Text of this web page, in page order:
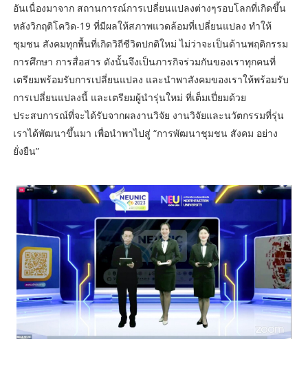
อันเนื่องมาจาก สถานการณ์การเปลี่ยนแปลงต่างๆรอบโลกที่เกิดขึ้น
หลังวิกฤติโควิด-19 ที่มีผลให้สภาพแวดล้อมที่เปลี่ยนแปลง ทำให้
ชุมชน สังคมทุกพื้นที่เกิดวิถีชีวิตปกติใหม่ ไม่ว่าจะเป็นด้านพฤติกรรม
การศึกษา การสื่อสาร ดังนั้นจึงเป็นภารกิจร่วมกันของเราทุกคนที่
เตรียมพร้อมรับการเปลี่ยนแปลง และนำพาสังคมของเราให้พร้อมรับ
การเปลี่ยนแปลงนี้ และเตรียมผู้นำรุ่นใหม่ ที่เต็มเปี่ยมด้วย
ประสบการณ์ที่จะได้รับจากผลงานวิจัย งานวิจัยและนวัตกรรมที่รุ่น
เราได้พัฒนาขึ้นมา เพื่อนำพาไปสู่ “การพัฒนาชุมชน สังคม อย่าง
ยั่งยืน”